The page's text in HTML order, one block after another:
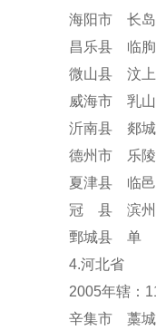
海阳市 长
昌乐县 临
微山县 汶
威海市 乳
沂南县 郯
德州市 乐
夏津县 临
冠 县 滨州
鄄城县 单
4.河北省
2005年辖：
辛集市 藁